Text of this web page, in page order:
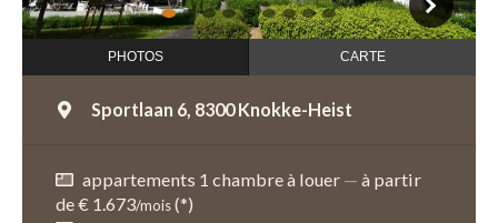
1 2 3 4 5 6 7 8 9
PHOTOS CARTE
Sportlaan 6, 8300 Knokke-Heist
appartements 1 chambre à louer — à partir
de € 1.673/mois(*)